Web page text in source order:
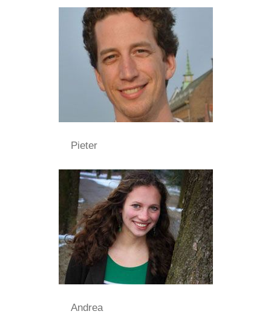
Pieter
Andrea